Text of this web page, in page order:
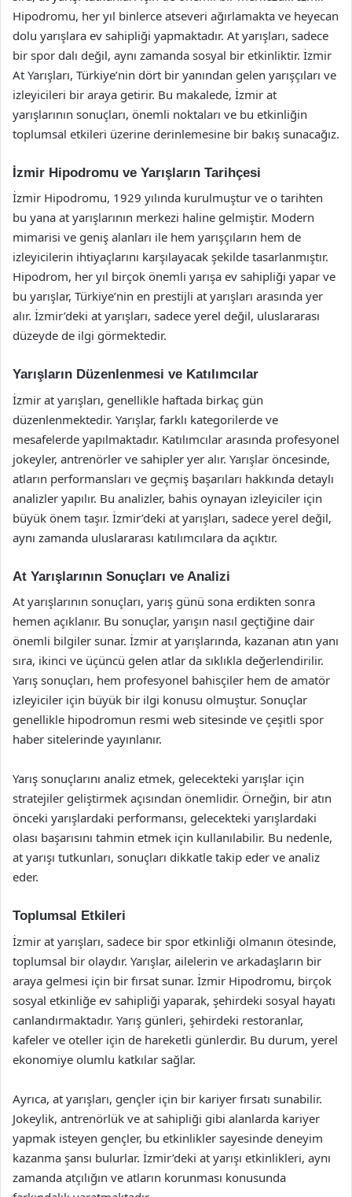
Hipodromu, her yıl binlerce atseveri ağırlamakta ve heyecan
dolu yarışlara ev sahipliği yapmaktadır. At yarışları, sadece
bir spor dalı değil, aynı zamanda sosyal bir etkinliktir. İzmir
At Yarışları, Türkiye’nin dört bir yanından gelen yarışçıları ve
izleyicileri bir araya getirir. Bu makalede, İzmir at
yarışlarının sonuçları, önemli noktaları ve bu etkinliğin
toplumsal etkileri üzerine derinlemesine bir bakış sunacağız.
İzmir Hipodromu ve Yarışların Tarihçesi
İzmir Hipodromu, 1929 yılında kurulmuştur ve o tarihten
bu yana at yarışlarının merkezi haline gelmiştir. Modern
mimarisi ve geniş alanları ile hem yarışçıların hem de
izleyicilerin ihtiyaçlarını karşılayacak şekilde tasarlanmıştır.
Hipodrom, her yıl birçok önemli yarışa ev sahipliği yapar ve
bu yarışlar, Türkiye’nin en prestijli at yarışları arasında yer
alır. İzmir’deki at yarışları, sadece yerel değil, uluslararası
düzeyde de ilgi görmektedir.
Yarışların Düzenlenmesi ve Katılımcılar
İzmir at yarışları, genellikle haftada birkaç gün
düzenlenmektedir. Yarışlar, farklı kategorilerde ve
mesafelerde yapılmaktadır. Katılımcılar arasında profesyonel
jokeyler, antrenörler ve sahipler yer alır. Yarışlar öncesinde,
atların performansları ve geçmiş başarıları hakkında detaylı
analizler yapılır. Bu analizler, bahis oynayan izleyiciler için
büyük önem taşır. İzmir’deki at yarışları, sadece yerel değil,
aynı zamanda uluslararası katılımcılara da açıktır.
At Yarışlarının Sonuçları ve Analizi
At yarışlarının sonuçları, yarış günü sona erdikten sonra
hemen açıklanır. Bu sonuçlar, yarışın nasıl geçtiğine dair
önemli bilgiler sunar. İzmir at yarışlarında, kazanan atın yanı
sıra, ikinci ve üçüncü gelen atlar da sıklıkla değerlendirilir.
Yarış sonuçları, hem profesyonel bahisçiler hem de amatör
izleyiciler için büyük bir ilgi konusu olmuştur. Sonuçlar
genellikle hipodromun resmi web sitesinde ve çeşitli spor
haber sitelerinde yayınlanır.
Yarış sonuçlarını analiz etmek, gelecekteki yarışlar için
stratejiler geliştirmek açısından önemlidir. Örneğin, bir atın
önceki yarışlardaki performansı, gelecekteki yarışlardaki
olası başarısını tahmin etmek için kullanılabilir. Bu nedenle,
at yarışı tutkunları, sonuçları dikkatle takip eder ve analiz
eder.
Toplumsal Etkileri
İzmir at yarışları, sadece bir spor etkinliği olmanın ötesinde,
toplumsal bir olaydır. Yarışlar, ailelerin ve arkadaşların bir
araya gelmesi için bir fırsat sunar. İzmir Hipodromu, birçok
sosyal etkinliğe ev sahipliği yaparak, şehirdeki sosyal hayatı
canlandırmaktadır. Yarış günleri, şehirdeki restoranlar,
kafeler ve oteller için de hareketli günlerdir. Bu durum, yerel
ekonomiye olumlu katkılar sağlar.
Ayrıca, at yarışları, gençler için bir kariyer fırsatı sunabilir.
Jokeylik, antrenörlük ve at sahipliği gibi alanlarda kariyer
yapmak isteyen gençler, bu etkinlikler sayesinde deneyim
kazanma şansı bulurlar. İzmir’deki at yarışı etkinlikleri, aynı
zamanda atçılığın ve atların korunması konusunda